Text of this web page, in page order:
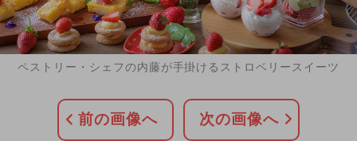
ペストリー・シェフの内藤が手掛けるストロベリースイーツ
前の画像へ 次の画像へ